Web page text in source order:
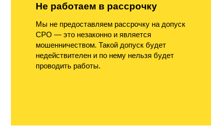
Не работаем в рассрочку
Мы не предоставляем рассрочку на допуск
СРО — это незаконно и является
мошенничеством. Такой допуск будет
недействителен и по нему нельзя будет
проводить работы.